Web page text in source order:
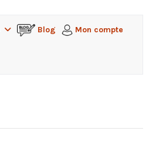
Blog Mon compte